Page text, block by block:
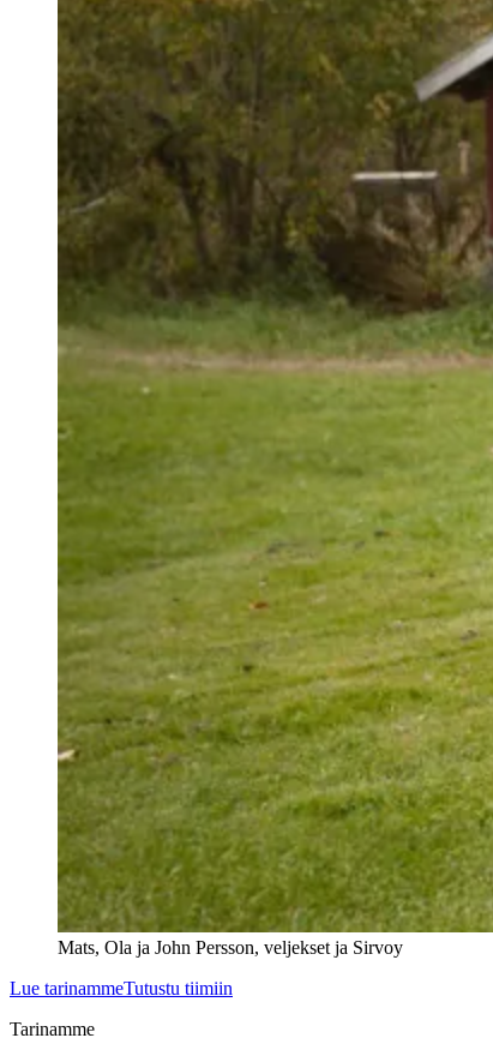
Mats, Ola ja John Persson, veljekset ja Sirvoy
Lue tarinammeTutustu tiimiin
Tarinamme